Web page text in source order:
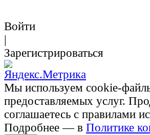
Войти
Зарегистрироваться
Мы используем cookie-
предоставляемых услуг.
соглашаетесь с правилами
Подробнее — в Политике